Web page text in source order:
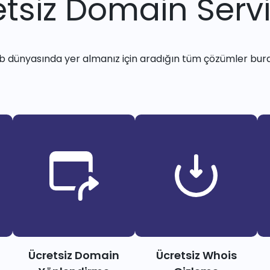
Domain
dünyasında yer almanız için aradığın tüm çözümler
Ücretsiz Domain
Ücretsiz Whois